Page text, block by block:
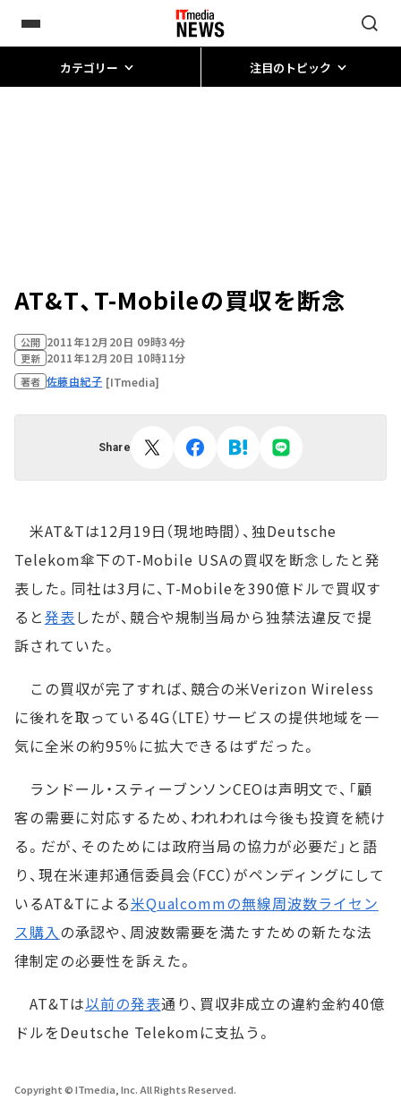
カテゴリー 注目のトピック
AT&T、T-Mobileの買収を断念
公開 2011年12月20日 09時34分
更新 2011年12月20日 10時11分
著者 佐藤由紀子 [ITmedia]
Share
米AT&Tは12月19日（現地時間）、独Deutsche
Telekom傘下のT-Mobile USAの買収を断念したと発
表した。同社は3月に、T-Mobileを390億ドルで買収す
ると発表したが、競合や規制当局から独禁法違反で提
訴されていた。
この買収が完了すれば、競合の米Verizon Wireless
に後れを取っている4G（LTE）サービスの提供地域を一
気に全米の約95％に拡大できるはずだった。
ランドール・スティーブンソンCEOは声明文で、「顧
客の需要に対応するため、われわれは今後も投資を続け
る。だが、そのためには政府当局の協力が必要だ」と語
り、現在米連邦通信委員会（FCC）がペンディングにして
いるAT&Tによる米Qualcommの無線周波数ライセン
ス購入の承認や、周波数需要を満たすための新たな法
律制定の必要性を訴えた。
AT&Tは以前の発表通り、買収非成立の違約金約40億
ドルをDeutsche Telekomに支払う。
Copyright © ITmedia, Inc. All Rights Reserved.